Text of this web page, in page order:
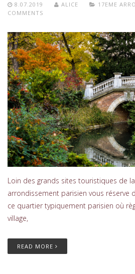
8.07.2019 ALICE 17EME
COMMENTS
Loin des grands sites touristiques de
arrondissement parisien vous réserve
ce quartier typiquement parisien où
village,
READ MORE